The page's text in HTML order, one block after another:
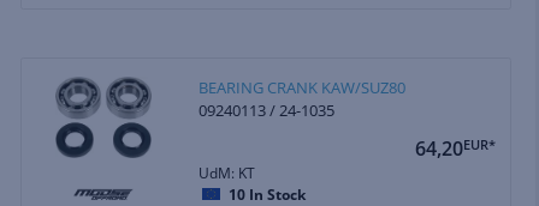
BEARING CRANK KAW/SUZ80
09240113 / 24-1035
64,20EUR*
UdM: KT
10 In Stock